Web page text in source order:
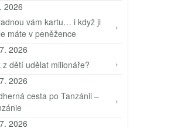
2026
vám kartu… i když ji
máte v peněžence
2026
z dětí udělat milionáře?
2026
cesta po Tanzánii –
2026